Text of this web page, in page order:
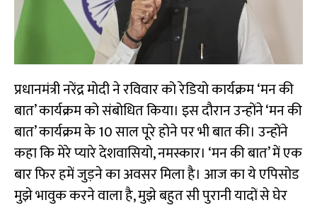
प्रधानमंत्री नरेंद्र मोदी ने रविवार को रेडियो कार्यक्रम ‘मन की
बात’ कार्यक्रम को संबोधित किया। इस दौरान उन्होंने ‘मन की
बात’ कार्यक्रम के 10 साल पूरे होने पर भी बात की। उन्होंने
कहा कि मेरे प्यारे देशवासियो, नमस्कार। ‘मन की बात’ में एक
बार फिर हमें जुड़ने का अवसर मिला है। आज का ये एपिसोड
मुझे भावुक करने वाला है, मुझे बहुत सी पुरानी यादों से घेर